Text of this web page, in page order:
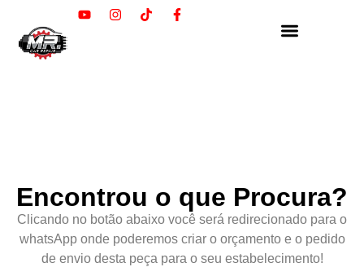
Encontrou o que Procura?
Clicando no botão abaixo você será redirecionado para o
whatsApp onde poderemos criar o orçamento e o pedido
de envio desta peça para o seu estabelecimento!